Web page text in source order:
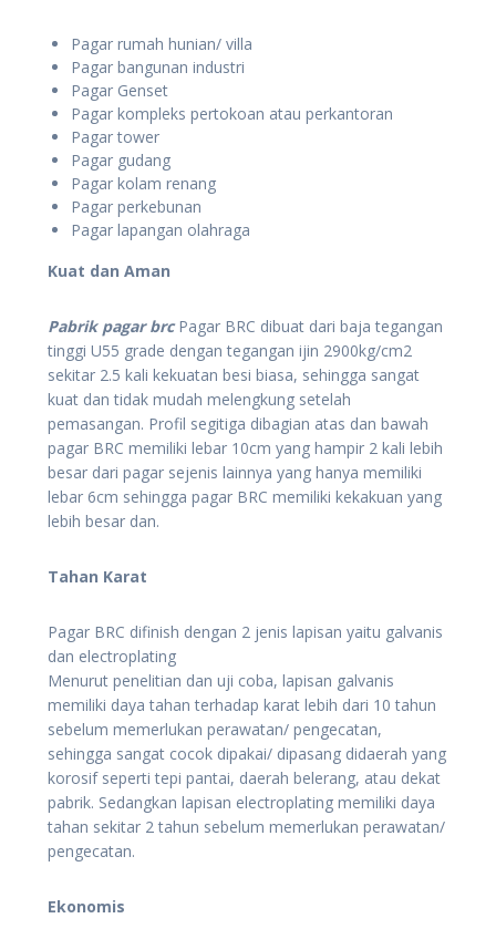
Pagar rumah hunian/ villa
Pagar bangunan industri
Pagar Genset
Pagar kompleks pertokoan atau perkantoran
Pagar tower
Pagar gudang
Pagar kolam renang
Pagar perkebunan
Pagar lapangan olahraga
Kuat dan Aman
Pabrik pagar brc Pagar BRC dibuat dari baja tegangan
tinggi U55 grade dengan tegangan ijin 2900kg/cm2
sekitar 2.5 kali kekuatan besi biasa, sehingga sangat
kuat dan tidak mudah melengkung setelah
pemasangan. Profil segitiga dibagian atas dan bawah
pagar BRC memiliki lebar 10cm yang hampir 2 kali lebih
besar dari pagar sejenis lainnya yang hanya memiliki
lebar 6cm sehingga pagar BRC memiliki kekakuan yang
lebih besar dan.
Tahan Karat
Pagar BRC difinish dengan 2 jenis lapisan yaitu galvanis
dan electroplating
Menurut penelitian dan uji coba, lapisan galvanis
memiliki daya tahan terhadap karat lebih dari 10 tahun
sebelum memerlukan perawatan/ pengecatan,
sehingga sangat cocok dipakai/ dipasang didaerah yang
korosif seperti tepi pantai, daerah belerang, atau dekat
pabrik. Sedangkan lapisan electroplating memiliki daya
tahan sekitar 2 tahun sebelum memerlukan perawatan/
pengecatan.
Ekonomis